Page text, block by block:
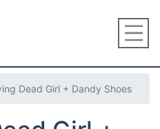
Dead Girl + Dandy Shoes